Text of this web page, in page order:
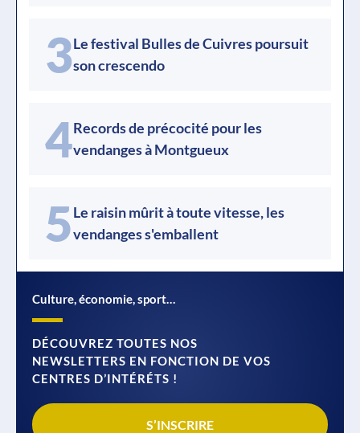
3Le festival Bulles de Cuivres poursuit
son crescendo
4Records de précocité pour les
vendanges à Montgueux
5Le raisin mûrit à toute vitesse, les
vendanges s'emballent
Culture, économie, sport…
DÉCOUVREZ TOUTES NOS
NEWSLETTERS EN FONCTION DE VOS
CENTRES D’INTÉRÉTS !
S’INSCRIRE